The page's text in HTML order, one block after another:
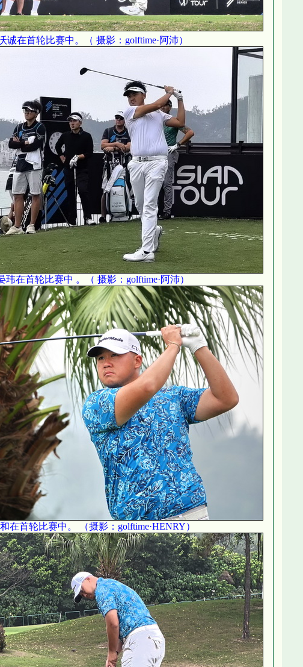
诚在首轮比赛中。（ 摄影：golftime·阿沛）
玮在首轮比赛中 。（ 摄影：golftime·阿沛）
在首轮比赛中。 （摄影：golftime·HENRY）